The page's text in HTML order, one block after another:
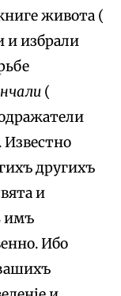
живота (
и избрали
(
другихъ
и
имъ
Ибо